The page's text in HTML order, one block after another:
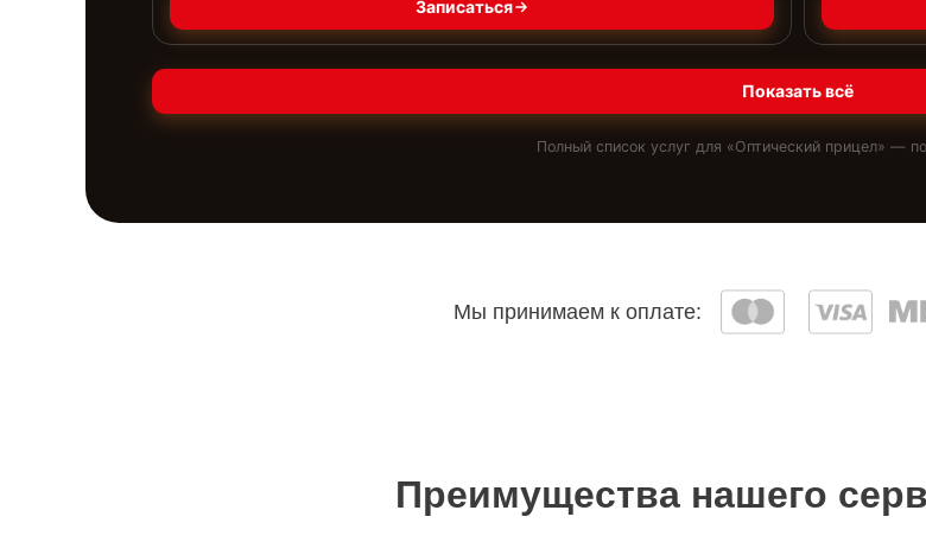
Записаться
Показать всё
Полный список услуг для «Оптический прицел» — по
Мы принимаем к оплате:
Преимущества нашего